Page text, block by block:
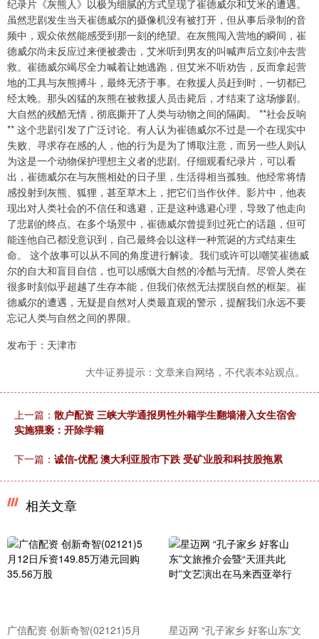
纪录片《灰熊人》以极为细腻的方式呈现了崔德威尔和艾米的遭遇。
虽然悲剧发生当天崔德威尔的摄像机没有被打开，但从事后录制的音
频中，观众依然能感受到那一刻的绝望。在灰熊闯入营地的瞬间，崔
德威尔尚未反应过来便被袭击，艾米听到男友的叫喊声后立刻冲去营
救。崔德威尔竭尽全力喊着让她逃跑，但艾米不听劝告，反而拿起营
地的工具与灰熊搏斗，最终无济于事。在救援人员赶到时，一切都已
经太晚。那头凶猛的灰熊在被救援人员击毙后，才结束了这场惨剧。
大自然的残酷无情，彻底撕开了人类与动物之间的隔阂。 **社会反响
** 这个悲剧引发了广泛讨论。有人认为崔德威尔不过是一个在现实中
失败、寻求存在感的人，他的行为是为了博取注意，而另一些人则认
为这是一个动物保护理想主义者的悲剧。仔细观看纪录片，可以看
出，崔德威尔在与灰熊相处的日子里，生活得相当孤独。他经常将情
感投射到灰熊、狐狸，甚至草木上，把它们当作伙伴。影片中，他表
现出对人类社会的不信任和逃避，正是这种逃避心理，导致了他走向
了悲剧的终点。在多个场景中，崔德威尔曾提到过死亡的话题，但可
能连他自己都没意识到，自己最终会以这样一种荒诞的方式结束生
命。 这个故事可以从不同的角度进行解读。我们或许可以嘲笑崔德威
尔的自大和盲目自信，也可以感慨大自然的冷酷与无情。尽管人类在
很多时刻似乎超越了生存本能，但我们依然无法摆脱自然的框架。崔
德威尔的遭遇，无疑是自然对人类最直观的警示，提醒我们永远不要
忘记人类与自然之间的界限。
发布于：天津市
大牛证券提示：文章来自网络，不代表本站观点。
上一篇： 散户配资 三峡大学通报男性外籍学生翻墙潜入女生宿舍
实施猥亵：开除学籍
下一篇： 诚信-优配 澳大利亚股市下跌 受矿业股和科技股拖累
相关文章
广信配资 创新奇智(02121)5月
星迈网 “孔子家乡 好客山东”文